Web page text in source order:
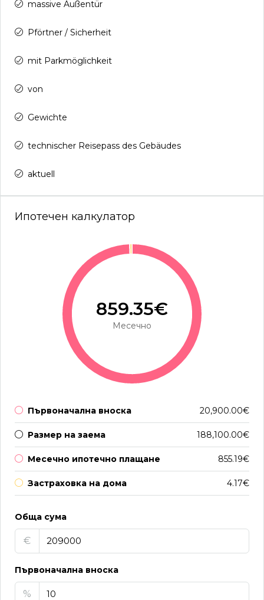
massive Außentür
Pförtner / Sicherheit
mit Parkmöglichkeit
von
Gewichte
technischer Reisepass des Gebäudes
aktuell
Ипотечен калкулатор
859.35€
Месечно
Първоначална вноска 20,900.00€
Размер на заема 188,100.00€
Месечно ипотечно плащане 855.19€
Застраховка на дома 4.17€
Обща сума
€
Първоначална вноска
%